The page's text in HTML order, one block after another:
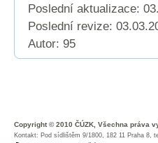
Poslední aktualizace:
Poslední revize:
Autor: 95
Copyright © 2010 ČÚZK, Všechna práva
Kontakt: Pod sídlištěm 9/1800, 182 11 Praha 8,